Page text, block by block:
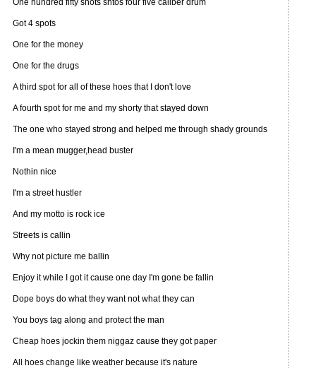
One hundred fifty shots shtos four five caliber drum
Got 4 spots
One for the money
One for the drugs
A third spot for all of these hoes that I don't love
A fourth spot for me and my shorty that stayed down
The one who stayed strong and helped me through shady grounds
I'm a mean mugger,head buster
Nothin nice
I'm a street hustler
And my motto is rock ice
Streets is callin
Why not picture me ballin
Enjoy it while I got it cause one day I'm gone be fallin
Dope boys do what they want not what they can
You boys tag along and protect the man
Cheap hoes jockin them niggaz cause they got paper
All hoes change like weather because it's nature